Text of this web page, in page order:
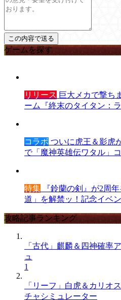
ゲームを探す
リリース 巨大メカで撃ち
ーム『終末のタイタン：
コラボ ついに虎王＆影虎
で「魔神英雄伝ワタル」
特集 『鈴蘭の剣』が2周
道」を解禁ッ！記念イベ
攻略記事ランキング
「古代」麒麟＆四神確率
ュ
1
「リーフ」白虎＆カリオ
チャシミュレーター